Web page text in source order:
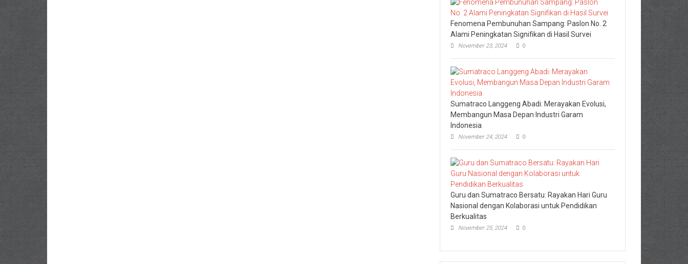
Fenomena Pembunuhan Sampang: Paslon No. 2
Alami Peningkatan Signifikan di Hasil Survei
November 23, 2024 0
Sumatraco Langgeng Abadi: Merayakan Evolusi,
Membangun Masa Depan Industri Garam
Indonesia
November 24, 2024 0
Guru dan Sumatraco Bersatu: Rayakan Hari Guru
Nasional dengan Kolaborasi untuk Pendidikan
Berkualitas
November 25, 2024 0